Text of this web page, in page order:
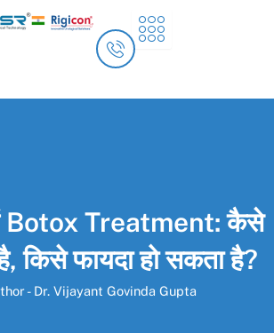
Botox Treatment: कैसे
किसे फायदा हो सकता है?
- Dr. Vijayant Govinda Gupta